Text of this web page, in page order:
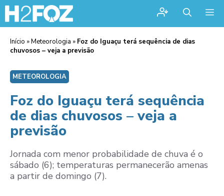
Início »Meteorologia » Foz do Iguaçu terá sequência de dias
chuvosos – veja a previsão
METEOROLOGIA
Foz do Iguaçu terá sequência
de dias chuvosos – veja a
previsão
Jornada com menor probabilidade de chuva é o
sábado (6); temperaturas permanecerão amenas
a partir de domingo (7).